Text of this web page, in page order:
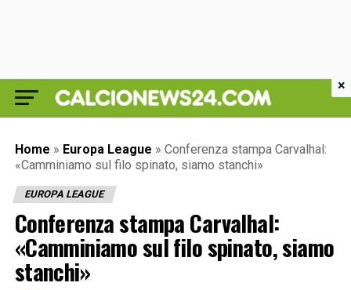
Home » Europa League » Conferenza stampa Carvalhal:
«Camminiamo sul filo spinato, siamo stanchi»
EUROPA LEAGUE
Conferenza stampa Carvalhal:
«Camminiamo sul filo spinato, siamo
stanchi»
×